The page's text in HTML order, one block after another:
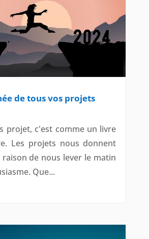
de tous vos projets
projet, c'est comme un livre
Les projets nous donnent
raison de nous lever le matin
Que...